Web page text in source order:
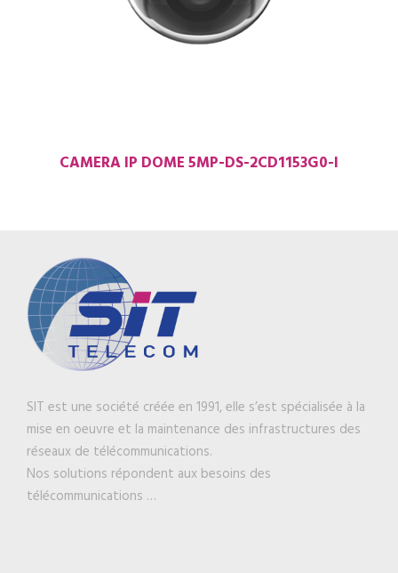
CAMERA IP DOME 5MP-DS-2CD1153G0-I
SIT est une société créée en 1991, elle s’est spécialisée à la
mise en oeuvre et la maintenance des infrastructures des
réseaux de télécommunications.
Nos solutions répondent aux besoins des
télécommunications …